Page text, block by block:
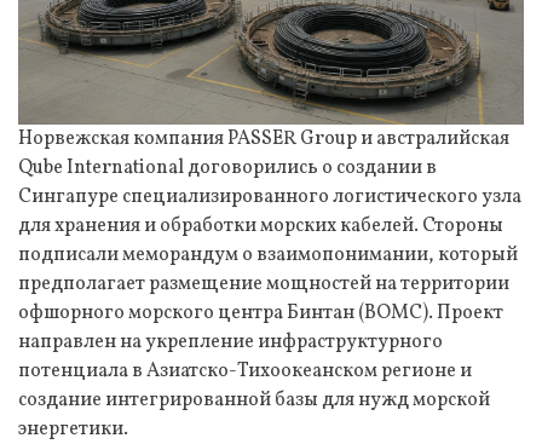
Норвежская компания PASSER Group и австралийская
Qube International договорились о создании в
Сингапуре специализированного логистического узла
для хранения и обработки морских кабелей. Стороны
подписали меморандум о взаимопонимании, который
предполагает размещение мощностей на территории
офшорного морского центра Бинтан (BOMC). Проект
направлен на укрепление инфраструктурного
потенциала в Азиатско-Тихоокеанском регионе и
создание интегрированной базы для нужд морской
энергетики.